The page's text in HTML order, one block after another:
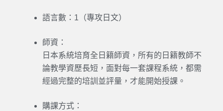
語言數： 1（專攻日文）
師資：
日本系統培育全日籍師資，所有的日籍教師不
論教學資歷長短，面對每一套課程系統，都需
經過完整的培訓並評量，才能開始授課。
購課方式：